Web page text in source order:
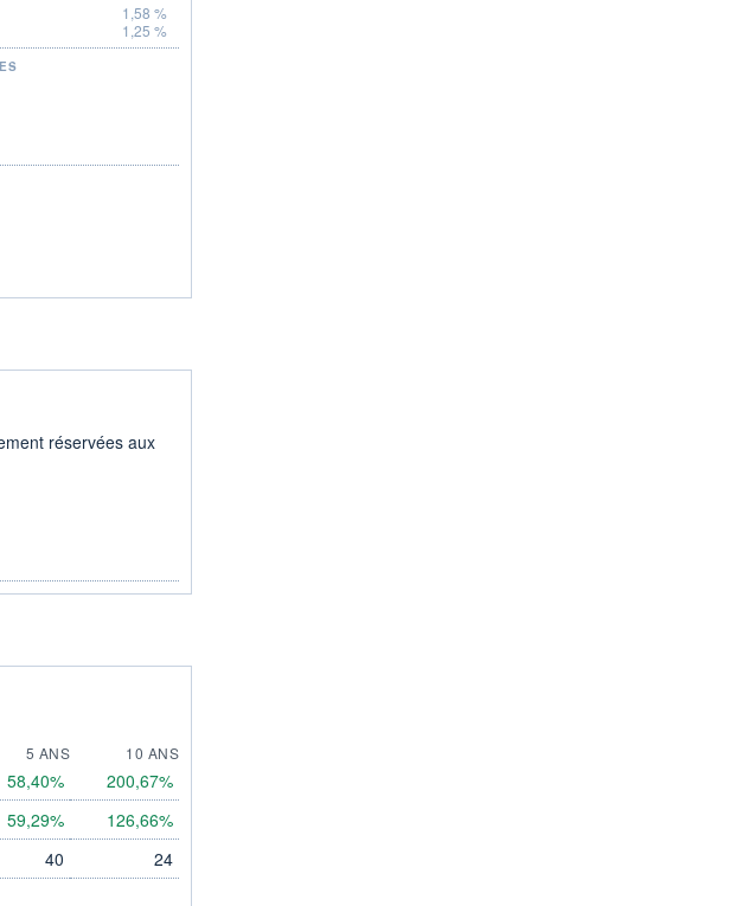
1,58 %
1,25 %
réservées aux
5 ANS
10 ANS
58,40% 200,67%
59,29% 126,66%
40 24